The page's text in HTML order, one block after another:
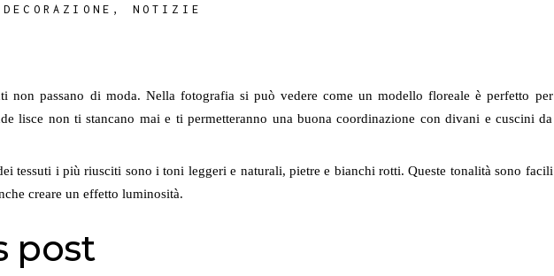
DECORAZIONE , NOTIZIE
non passano di moda. Nella fotografia si può vedere come un modello floreale è perfetto per
lisce non ti stancano mai e ti permetteranno una buona coordinazione con divani e cuscini da
tessuti i più riusciti sono i toni leggeri e naturali, pietre e bianchi rotti. Queste tonalità sono facili
creare un effetto luminosità.
post